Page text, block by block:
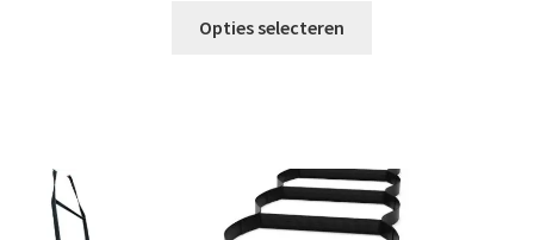
tot
Opties selecteren